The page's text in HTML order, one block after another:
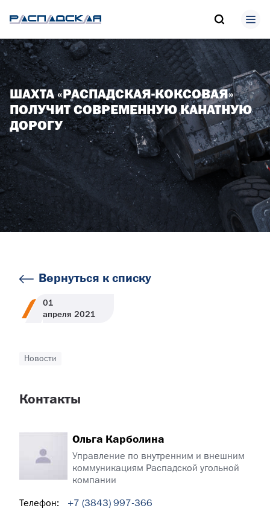
ШАХТА «РАСПАДСКАЯ-КОКСОВАЯ»
ПОЛУЧИТ СОВРЕМЕННУЮ КАНАТНУЮ
ДОРОГУ
Вернуться к списку
01
апреля 2021
Новости
Контакты
Ольга Карболина
Управление по внутренним и внешним
коммуникациям Распадской угольной
компании
Телефон:
+7 (3843) 997-366